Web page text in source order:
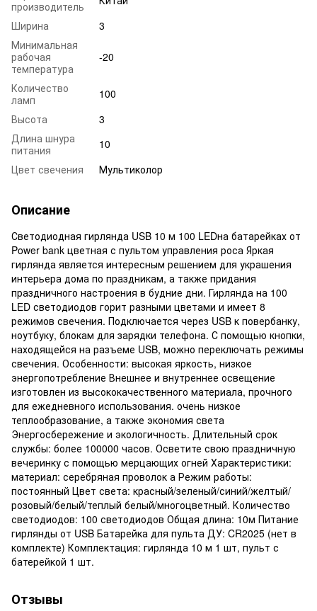
производитель
Ширина
3
Минимальная
рабочая
температура
-20
Количество
ламп
100
Высота
3
Длина шнура
питания
10
Цвет свечения
Мультиколор
Описание
Светодиодная гирлянда USB 10 м 100 LEDна батарейках от
Power bank цветная с пультом управления роса Яркая
гирлянда является интересным решением для украшения
интерьера дома по праздникам, а также придания
праздничного настроения в будние дни. Гирлянда на 100
LED светодиодов горит разными цветами и имеет 8
режимов свечения. Подключается через USB к повербанку,
ноутбуку, блокам для зарядки телефона. С помощью кнопки,
находящейся на разъеме USB, можно переключать режимы
свечения. Особенности: высокая яркость, низкое
энергопотребление Внешнее и внутреннее освещение
изготовлен из высококачественного материала, прочного
для ежедневного использования. очень низкое
теплообразование, а также экономия света
Энергосбережение и экологичность. Длительный срок
службы: более 100000 часов. Осветите свою праздничную
вечеринку с помощью мерцающих огней Характеристики:
материал: серебряная проволок а Режим работы:
постоянный Цвет света: красный/зеленый/синий/желтый/
розовый/белый/теплый белый/многоцветный. Количество
светодиодов: 100 светодиодов Общая длина: 10м Питание
гирлянды от USB Батарейка для пульта ДУ: CR2025 (нет в
комплекте) Комплектация: гирлянда 10 м 1 шт, пульт с
батерейкой 1 шт.
Отзывы